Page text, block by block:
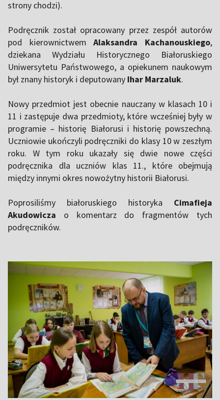
strony chodzi).
Podręcznik został opracowany przez zespół autorów
pod kierownictwemAlaksandra Kachanouskiego,
dziekana Wydziału Historycznego Białoruskiego
Uniwersytetu Państwowego, a opiekunem naukowym
był znany historyk i deputowany Ihar Marzaluk.
Nowy przedmiot jest obecnie nauczany w klasach 10 i
11 i zastępuje dwa przedmioty, które wcześniej były w
programie – historię Białorusi i historię powszechną.
Uczniowie ukończyli podręczniki do klasy 10 w zeszłym
roku. W tym roku ukazały się dwie nowe części
podręcznika dla uczniów klas 11., które obejmują
między innymi okres nowożytny historii Białorusi.
Poprosiliśmy białoruskiego historyka Cimafieja
Akudowicza o komentarz do fragmentów tych
podręczników.